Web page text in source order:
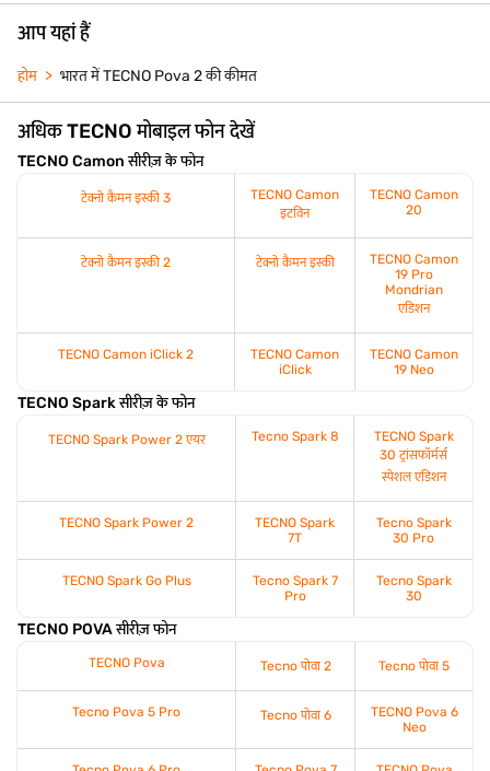
आप यहां हैं
होम भारत में TECNO Pova 2 की कीमत
अधिक TECNO मोबाइल फोन देखें
TECNO Camon सीरीज़ के फोन
टेक्नो कैमन इस्की 3
TECNO Camon
इटविन
TECNO Camon
20
टेक्नो कैमन इस्की 2 टेक्नो कैमन इस्की
TECNO Camon
19 Pro
Mondrian
एडिशन
TECNO Camon iClick 2
TECNO Camon
iClick
TECNO Camon
19 Neo
TECNO Spark सीरीज़ के फोन
TECNO Spark Power 2 एयर Tecno Spark 8
TECNO Spark
30 ट्रांसफॉर्मर्स
स्पेशल एडिशन
TECNO Spark Power 2
TECNO Spark
7T
Tecno Spark
30 Pro
TECNO Spark Go Plus
Tecno Spark 7
Pro
Tecno Spark
30
TECNO POVA सीरीज़ फोन
TECNO Pova Tecno पोवा 2 Tecno पोवा 5
Tecno Pova 5 Pro Tecno पोवा 6
TECNO Pova 6
Neo